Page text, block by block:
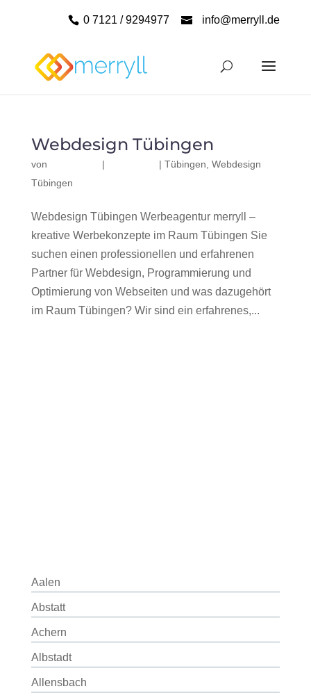
0 7121 / 9294977 info@merryll.de
Webdesign Tübingen
von | | Tübingen Webdesign
Tübingen
Webdesign Tübingen Werbeagentur merryll –
kreative Werbekonzepte im Raum Tübingen Sie
suchen einen professionellen und erfahrenen
Partner für Webdesign, Programmierung und
Optimierung von Webseiten und was dazugehört
im Raum Tübingen? Wir sind ein erfahrenes,...
Aalen
Abstatt
Achern
Albstadt
Allensbach